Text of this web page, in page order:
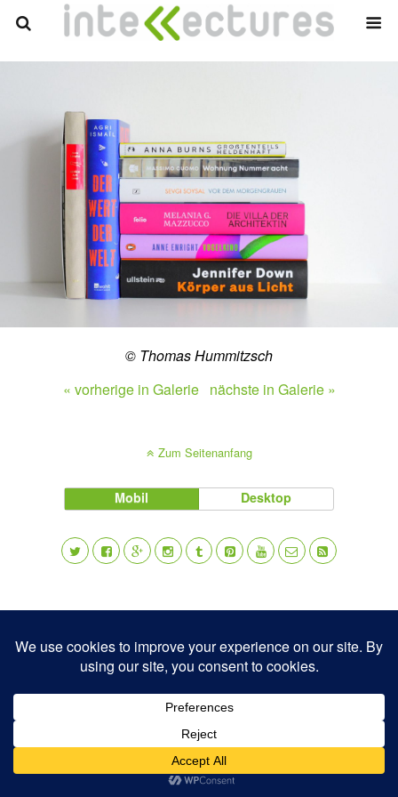
© Thomas Hummitzsch
« vorherige in Galerie nächste in Galerie »
Zum Seitenanfang
Mobil Desktop